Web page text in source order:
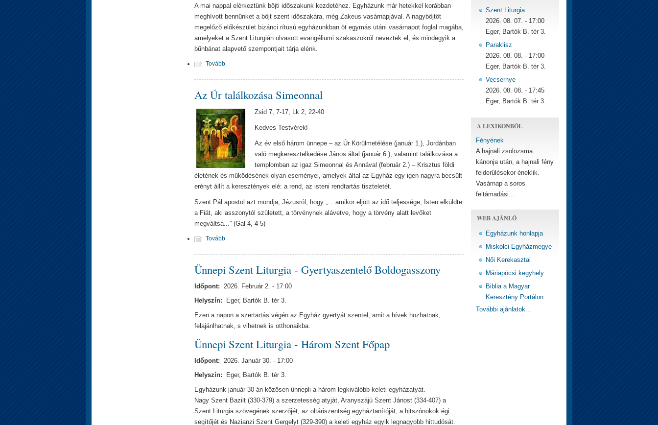
A mai nappal elérkeztünk böjti időszakunk kezdetéhez. Egyházunk már hetekkel korábban
meghívott bennünket a böjt szent időszakára, még Zakeus vasárnapjával. A nagyböjtöt
megelőző előkészület bizánci rítusú egyházunkban öt egymás utáni vasárnapot foglal magába,
amelyeket a Szent Liturgián olvasott evangéliumi szakaszokról neveztek el, és mindegyik a
bűnbánat alapvető szempontjait tárja elénk.
Tovább
Az Úr találkozása Simeonnal
Zsid 7, 7-17; Lk 2, 22-40
Kedves Testvérek!
Az év első három ünnepe – az Úr Körülmetélése (január 1.), Jordánban
való megkeresztelkedése János által (január 6.), valamint találkozása a
templomban az igaz Simeonnal és Annával (február 2.) – Krisztus földi
életének és működésének olyan eseményei, amelyek által az Egyház egy igen nagyra becsült
erényt állít a keresztények elé: a rend, az isteni rendtartás tiszteletét.
Szent Pál apostol azt mondja, Jézusról, hogy „... amikor eljött az idő teljessége, Isten elküldte
a Fiát, aki asszonytól született, a törvénynek alávetve, hogy a törvény alatt levőket
megváltsa...” (Gal 4, 4-5)
Tovább
Ünnepi Szent Liturgia - Gyertyaszentelő Boldogasszony
Időpont: 2026. Február 2. - 17:00
Helyszín:
Eger, Bartók B. tér 3.
Ezen a napon a szertartás végén az Egyház gyertyát szentel, amit a hívek hozhatnak,
felajánlhatnak, s vihetnek is otthonaikba.
Ünnepi Szent Liturgia - Három Szent Főpap
Időpont: 2026. Január 30. - 17:00
Helyszín:
Eger, Bartók B. tér 3.
Egyházunk január 30-án közösen ünnepli a három legkiválóbb keleti egyházatyát.
Nagy Szent Bazilt (330-379) a szerzetesség atyját, Aranyszájú Szent Jánost (334-407) a
Szent Liturgia szövegének szerzőjét, az oltáriszentség egyháztanítóját, a hitszónokok égi
segítőjét és Nazianzi Szent Gergelyt (329-390) a keleti egyház egyik legnagyobb hittudósát.
Szent Liturgia
2026. 08. 07. - 17:00
Eger, Bartók B. tér 3.
Paraklisz
2026. 08. 08. - 17:00
Eger, Bartók B. tér 3.
Vecsernye
2026. 08. 08. - 17:45
Eger, Bartók B. tér 3.
A LEXIKONBÓL
Fényének
A hajnali zsolozsma
kánonja után, a hajnali fény
felderülésekor éneklik.
Vasárnap a soros
feltámadási...
WEB AJÁNLÓ
Egyházunk honlapja
Miskolci Egyházmegye
Női Kerekasztal
Máriapócsi kegyhely
Biblia a Magyar
Keresztény Portálon
További ajánlatok...